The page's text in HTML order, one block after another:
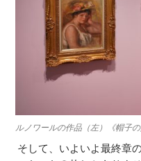
ルノワールの作品（左）《帽子
そして、いよいよ最終章